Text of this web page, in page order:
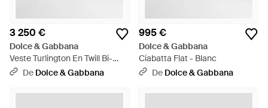
3 250 €
Dolce & Gabbana
Veste Turlington En Twill Bi-
Stretch Avec Boutonnage
De Dolce & Gabbana
995 €
Dolce & Gabbana
Ciabatta Flat - Blanc
De Dolce & Gabbana